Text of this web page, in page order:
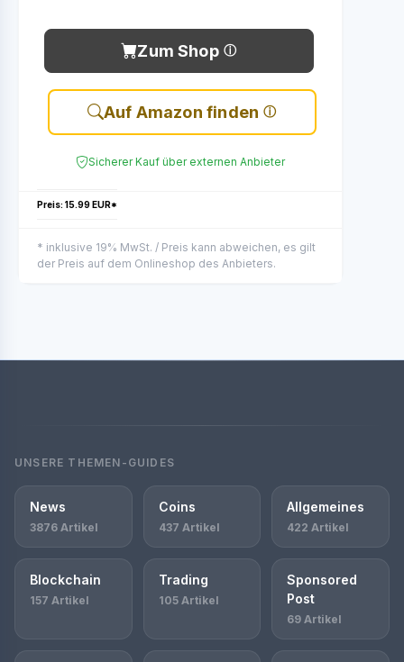
Zum Shop
Auf Amazon finden
Sicherer Kauf über externen Anbieter
Preis: 15.99 EUR*
* inklusive 19% MwSt. / Preis kann abweichen, es gilt
der Preis auf dem Onlineshop des Anbieters.
UNSERE THEMEN-GUIDES
News
3876 Artikel
Coins
437 Artikel
Allgemeines
422 Artikel
Blockchain
157 Artikel
Trading
105 Artikel
Sponsored
Post
69 Artikel